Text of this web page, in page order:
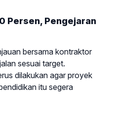
Persen, Pengejaran
bersama kontraktor
sesuai target.
dilakukan agar proyek
itu segera